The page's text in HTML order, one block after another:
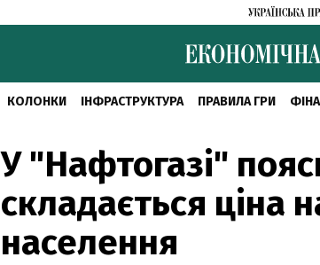
КОЛОНКИ ІНФРАСТРУКТУРА ПРАВИЛА ГРИ
У "Нафтогазі"
складається ціна
населення